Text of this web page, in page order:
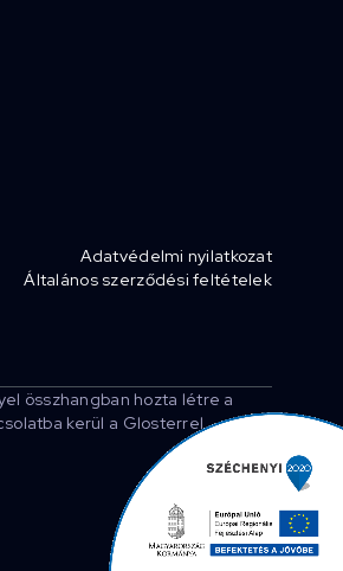
Adatvédelmi nyilatkozat
Általános szerződési feltételek
összhangban hozta létre a
kerül a Glosterrel.